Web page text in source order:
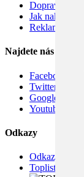
Doprava
Jak nakupovat
Reklamace
Najdete nás
Facebook
Twitter
Google
Youtube
Odkazy
Odkazy
Toplist